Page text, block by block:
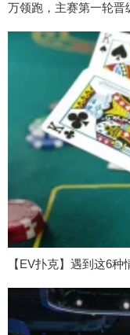
万领跑，主赛第一轮晋
【EV扑克】遇到这6